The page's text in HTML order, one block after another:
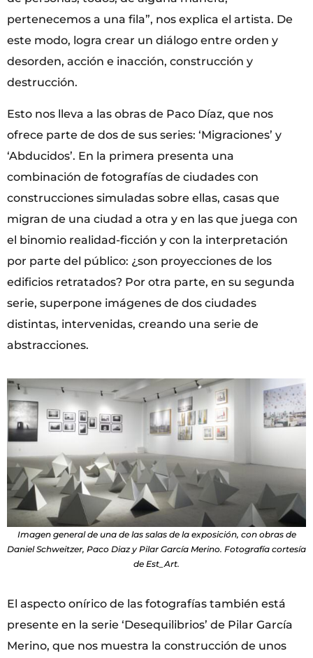
pertenecemos a una fila”, nos explica el artista. De
este modo, logra crear un diálogo entre orden y
desorden, acción e inacción, construcción y
destrucción.
Esto nos lleva a las obras de Paco Díaz, que nos
ofrece parte de dos de sus series: ‘Migraciones’ y
‘Abducidos’. En la primera presenta una
combinación de fotografías de ciudades con
construcciones simuladas sobre ellas, casas que
migran de una ciudad a otra y en las que juega con
el binomio realidad-ficción y con la interpretación
por parte del público: ¿son proyecciones de los
edificios retratados? Por otra parte, en su segunda
serie, superpone imágenes de dos ciudades
distintas, intervenidas, creando una serie de
abstracciones.
Imagen general de una de las salas de la exposición, con obras de
Daniel Schweitzer, Paco Diaz y Pilar García Merino. Fotografía cortesía
de Est_Art.
El aspecto onírico de las fotografías también está
presente en la serie ‘Desequilibrios’ de Pilar García
Merino, que nos muestra la construcción de unos